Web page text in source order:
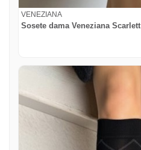
VENEZIANA
Sosete dama Veneziana Scarlett